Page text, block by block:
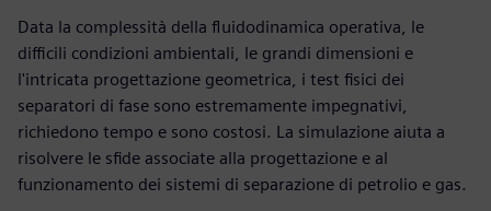
Data la complessità della fluidodinamica operativa, le
difficili condizioni ambientali, le grandi dimensioni e
l'intricata progettazione geometrica, i test fisici dei
separatori di fase sono estremamente impegnativi,
richiedono tempo e sono costosi. La simulazione aiuta a
risolvere le sfide associate alla progettazione e al
funzionamento dei sistemi di separazione di petrolio e gas.